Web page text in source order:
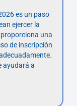
es un paso
ejercer la
una
de inscripción
ayudará a